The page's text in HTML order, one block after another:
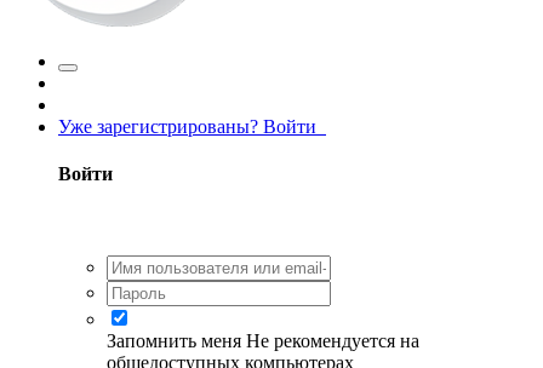
Уже зарегистрированы? Войти
Войти
Запомнить меня Не рекомендуется на
общедоступных компьютерах